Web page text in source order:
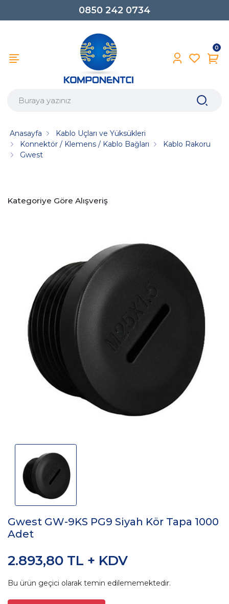
0850 242 0734
0
Anasayfa
Kablo Uçları ve Yüksükleri
Konnektör / Klemens / Kablo Bağları
Kablo Rakoru
Gwest
Kategoriye Göre Alışveriş
Gwest GW-9KS PG9 Siyah Kör Tapa 1000
Adet
2.893,80 TL + KDV
Bu ürün geçici olarak temin edilememektedir.